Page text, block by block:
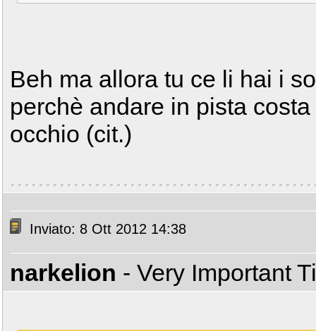
Beh ma allora tu ce li hai i
perchè andare in pista costa
occhio (cit.)
Inviato: 8 Ott 2012 14:38
narkelion - Very Important